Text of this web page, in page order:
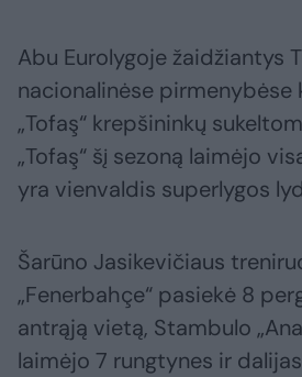
Abu Eurolygoje žaidžiantys
nacionalinėse pirmenybėse
„Tofaş“ krepšininkų
„Tofaş“ šį sezoną laimėjo
yra vienvaldis superlygos
Šarūno Jasikevičiaus
„Fenerbahçe“ pasiekė 8
antrąją vietą, Stambulo
laimėjo 7 rungtynes ir